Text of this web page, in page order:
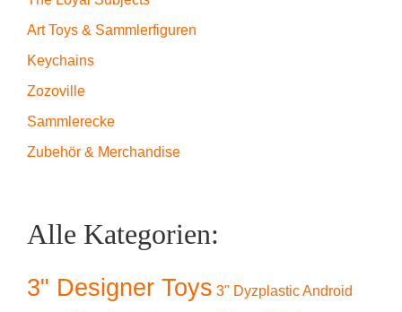
Art Toys & Sammlerfiguren
Keychains
Zozoville
Sammlerecke
Zubehör & Merchandise
Alle Kategorien:
3" Designer Toys 3" Dyzplastic Android